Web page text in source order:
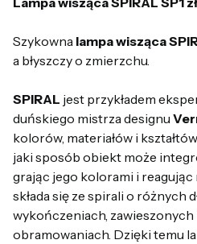
Szykowna lampa wisząca
a błyszczy o zmierzchu.
SPIRAL jest przykładem
duńskiego mistrza designu
kolorów, materiałów i
jaki sposób obiekt może
grając jego kolorami i reagując
składa się ze spirali o różnych
wykończeniach,
obramowaniach. Dzięki temu